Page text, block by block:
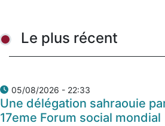
Le plus récent
05/08/2026 - 22:33
Une délégation sahraouie
17eme Forum social mondial